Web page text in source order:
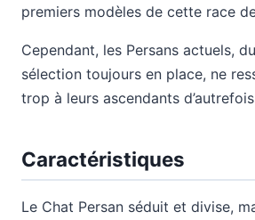
premiers modèles de cette race
Cependant, les Persans actuels,
sélection toujours en place, ne
trop à leurs ascendants
Caractéristiques
Le Chat Persan séduit et divise,